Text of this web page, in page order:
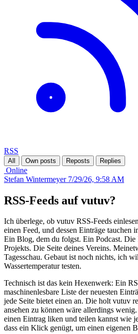
RSS
All Own posts Reposts Replies
Online
Stefan Wintermeyer 7/29/26, 9:58 AM
RSS-Feeds auf vutuv?
Ich überlege, ob vutuv RSS-Feeds
einen Feed, und dessen Einträge tauchen
Ein Blog, dem du folgst. Ein Podcast. Die
Projekts. Die Seite deines Vereins.
Tagesschau. Gebaut ist noch nichts, ich
Wassertemperatur testen.
Technisch ist das kein Hexenwerk: Ein
maschinenlesbare Liste der neuesten
jede Seite bietet einen an. Die holt vutuv
ansehen zu können wäre allerdings
einen Eintrag liken und teilen kannst wie
dass ein Klick genügt, um einen eigenen